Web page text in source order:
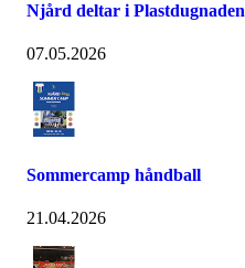
Njård deltar i Plastdugnaden
07.05.2026
Sommercamp håndball
21.04.2026